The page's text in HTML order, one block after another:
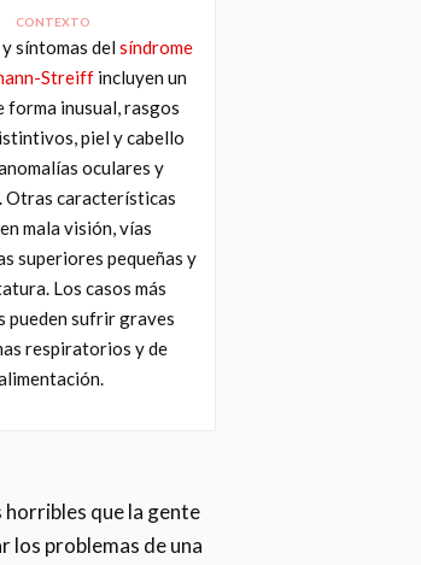
CONTEXTO
síntomas del síndrome
Streiffincluyen un
forma inusual, rasgos
piel y cabello
oculares y
Otras características
mala visión, vías
superiores pequeñas y
Los casos más
pueden sufrir graves
respiratorios y de
horribles que la gente
los problemas de una